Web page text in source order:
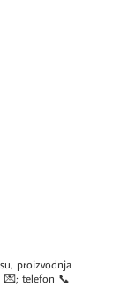
proizvodnja
💌; telefon 📞